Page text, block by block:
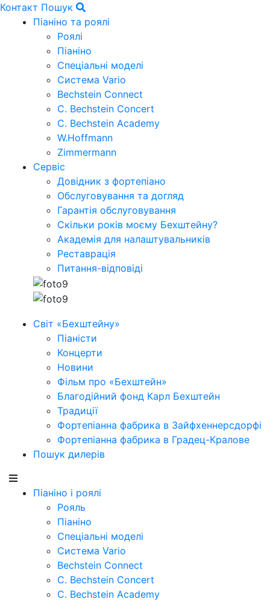
Контакт Пошук
Піаніно та роялі
Роялі
Піаніно
Спеціальні моделі
Система Vario
Bechstein Connect
C. Bechstein Concert
C. Bechstein Academy
W.Hoffmann
Zimmermann
Сервіс
Довідник з фортепіано
Обслуговування та догляд
Гарантія обслуговування
Скільки років моєму Бехштейну?
Академія для налаштувальників
Реставрація
Питання-відповіді
Світ «Бехштейну»
Піаністи
Концерти
Новини
Фільм про «Бехштейн»
Благодійний фонд Карл Бехштейн
Традиції
Фортепіанна фабрика в Зайфхеннерсдорфi
Фортепіанна фабрика в Градец-Кралове
Пошук дилерів
Піаніно і роялі
Рояль
Піаніно
Спеціальні моделі
Система Vario
Bechstein Connect
C. Bechstein Concert
C. Bechstein Academy